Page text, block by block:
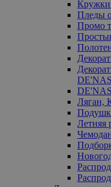
Кружки
Пледы
Промо
Ляган,
Летняя